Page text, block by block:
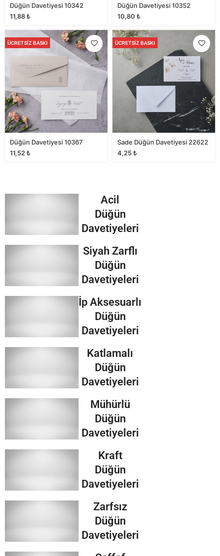
Düğün Davetiyesi 10342
11,88₺
Düğün Davetiyesi 10352
10,80 ₺
ÜCRETSIZ BASKI
Düğün Davetiyesi 10367
11,52₺
ÜCRETSIZ BASKI
Sade Düğün Davetiyesi 22622
4,25₺
Acil
Düğün
Davetiyeleri
Siyah Zarflı
Düğün
Davetiyeleri
İp Aksesuarlı
Düğün
Davetiyeleri
Katlamalı
Düğün
Davetiyeleri
Mühürlü
Düğün
Davetiyeleri
Kraft
Düğün
Davetiyeleri
Zarfsız
Düğün
Davetiyeleri